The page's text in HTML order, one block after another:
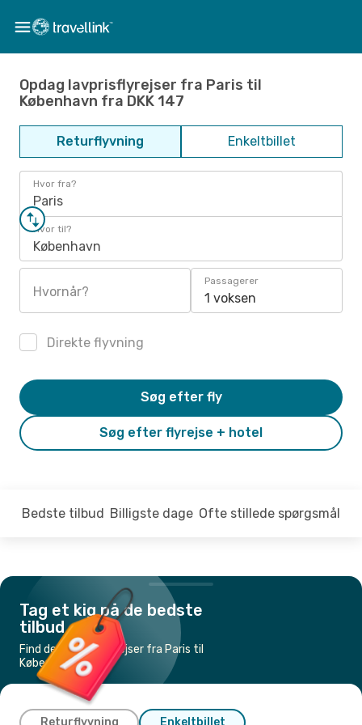
Opdag lavprisflyrejser fra Paris til
København fra DKK 147
Returflyvning Enkeltbillet
Hvor fra?
Paris
Hvor til?
København
Hvornår?
Passagerer
1 voksen
Direkte flyvning
Søg efter flyrejse + hotel
Søg efter fly
Bedste tilbud Billigste dage Ofte stillede spørgsmål
Tag et kig på de bedste
tilbud
Find de billigste flyrejser fra Paris til
København
Returflyvning Enkeltbillet